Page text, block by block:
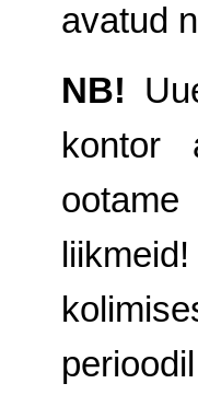
avatud
NB!
kontor